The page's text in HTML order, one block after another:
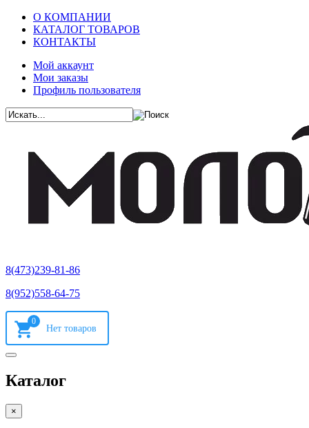
О КОМПАНИИ
КАТАЛОГ ТОВАРОВ
КОНТАКТЫ
Мой аккаунт
Мои заказы
Профиль пользователя
8(473)239-81-86
8(952)558-64-75
0
Каталог
×